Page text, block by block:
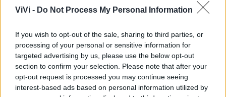
ViVi - Do Not Process My Personal Information
If you wish to opt-out of the sale, sharing to third parties, or
processing of your personal or sensitive information for
targeted advertising by us, please use the below opt-out
section to confirm your selection. Please note that after your
opt-out request is processed you may continue seeing
interest-based ads based on personal information utilized by